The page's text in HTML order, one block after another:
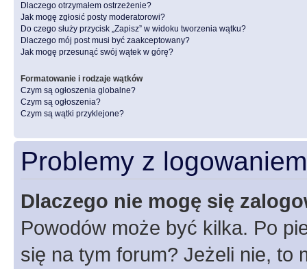
Dlaczego otrzymałem ostrzeżenie?
Jak mogę zgłosić posty moderatorowi?
Do czego służy przycisk „Zapisz” w widoku tworzenia wątku?
Dlaczego mój post musi być zaakceptowany?
Jak mogę przesunąć swój wątek w górę?
Formatowanie i rodzaje wątków
Czym są ogłoszenia globalne?
Czym są ogłoszenia?
Czym są wątki przyklejone?
Problemy z
Dlaczego nie mogę się
Powodów może być kilka. Po
się na tym forum? Jeżeli nie, to